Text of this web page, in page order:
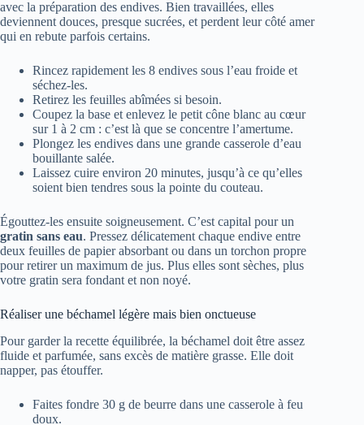
avec la préparation des endives. Bien travaillées, elles
deviennent douces, presque sucrées, et perdent leur côté amer
qui en rebute parfois certains.
Rincez rapidement les 8 endives sous l’eau froide et
séchez-les.
Retirez les feuilles abîmées si besoin.
Coupez la base et enlevez le petit cône blanc au cœur
sur 1 à 2 cm : c’est là que se concentre l’amertume.
Plongez les endives dans une grande casserole d’eau
bouillante salée.
Laissez cuire environ 20 minutes, jusqu’à ce qu’elles
soient bien tendres sous la pointe du couteau.
Égouttez-les ensuite soigneusement. C’est capital pour un
gratin sans eau. Pressez délicatement chaque endive entre
deux feuilles de papier absorbant ou dans un torchon propre
pour retirer un maximum de jus. Plus elles sont sèches, plus
votre gratin sera fondant et non noyé.
Réaliser une béchamel légère mais bien onctueuse
Pour garder la recette équilibrée, la béchamel doit être assez
fluide et parfumée, sans excès de matière grasse. Elle doit
napper, pas étouffer.
Faites fondre 30 g de beurre dans une casserole à feu
doux.